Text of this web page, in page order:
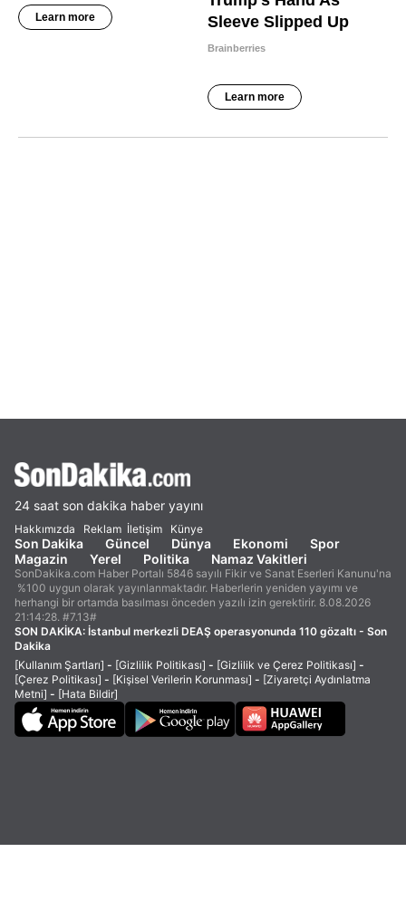
24 saat son dakika haber yayını
Hakkımızda Reklam İletişim Künye
Son Dakika Güncel Dünya Ekonomi
Spor
Magazin
Yerel Politika Namaz Vakitleri
SonDakika.com Haber Portalı 5846 sayılı Fikir ve Sanat Eserleri Kanunu'na
%100 uygun olarak yayınlanmaktadır. Haberlerin yeniden yayımı ve
herhangi bir ortamda basılması önceden yazılı izin gerektirir. 8.08.2026
21:14:28. #7.13#
SON DAKİKA: İstanbul merkezli DEAŞ operasyonunda 110 gözaltı - Son
Dakika
[Kullanım Şartları] - [Gizlilik Politikası] - [Gizlilik ve Çerez Politikası] -
[Çerez Politikası] - [Kişisel Verilerin Korunması] - [Ziyaretçi Aydınlatma
Metni] - [Hata Bildir]